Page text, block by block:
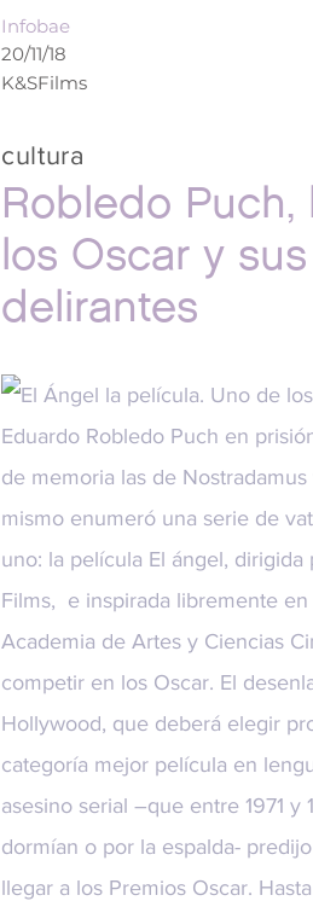
Infobae
20/11/18
K&SFilms
cultura
Robledo Puch,
los Oscar y
delirantes
Uno de
Eduardo Robledo Puch en
de memoria las de
mismo enumeró una serie de
uno: la película El ángel,
Films, e inspirada libremente
Academia de Artes y Ciencias
competir en los Oscar. El
Hollywood, que deberá elegir
categoría mejor película en
asesino serial –que entre 1971
dormían o por la espalda-
llegar a los Premios Oscar.